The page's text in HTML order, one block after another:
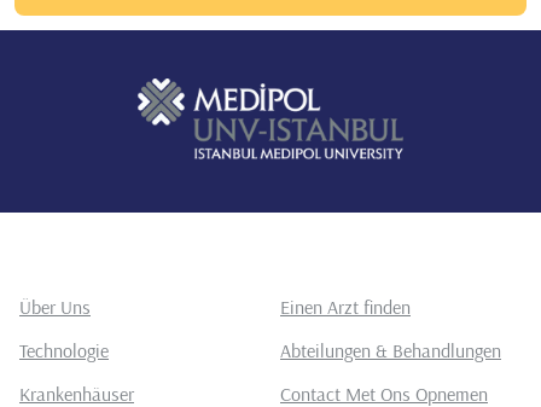
Über Uns
Einen Arzt finden
Technologie
Abteilungen & Behandlungen
Krankenhäuser
Contact Met Ons Opnemen